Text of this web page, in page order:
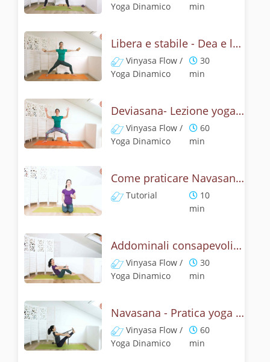
Yoga Dinamico
min
Libera e stabile - Dea e leone
Vinyasa Flow /
Yoga Dinamico
30
min
Deviasana- Lezione yoga con la mitologia della posizione della Dea
Vinyasa Flow /
Yoga Dinamico
60
min
Come praticare Navasana, la posizione della barca? Tutorial
Tutorial
10
min
Addominali consapevoli con la posizione della barca
Vinyasa Flow /
Yoga Dinamico
30
min
Navasana - Pratica yoga con la tecnica della posizione della barca
Vinyasa Flow /
Yoga Dinamico
60
min